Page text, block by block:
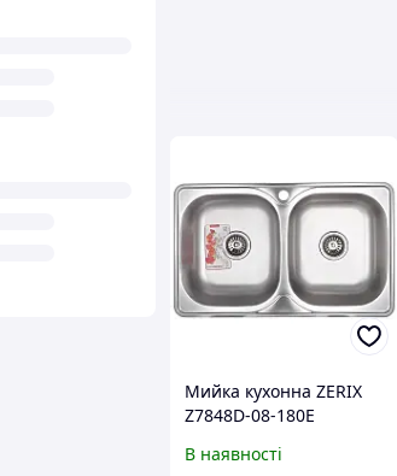
Мийка кухонна ZERIX
Z7848D-08-180E
(ZS0578)
В наявності